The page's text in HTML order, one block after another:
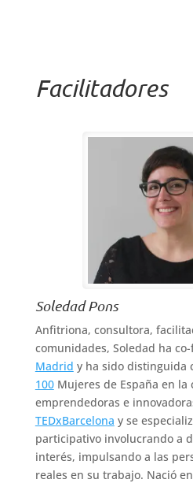
Facilitadores
Soledad Pons
Anfitriona, consultora,
comunidades, Soledad ha
Madrid y ha sido distinguida
100Mujeres de España en la
emprendedoras e
TEDxBarcelona y se
participativo involucrando a
interés, impulsando a las
reales en su trabajo. Nació